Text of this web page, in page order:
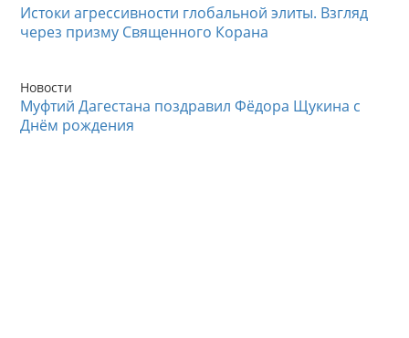
Истоки агрессивности глобальной элиты. Взгляд
через призму Священного Корана
Новости
Муфтий Дагестана поздравил Фёдора Щукина с
Днём рождения